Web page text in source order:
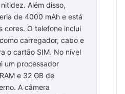
Além disso,
de 4000 mAh e está
cores. O telefone inclui
carregador, cabo e
o cartão SIM. No nível
um processador
e 32 GB de
A câmera